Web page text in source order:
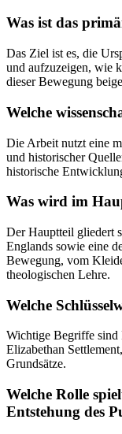
Was ist das
Das Ziel ist es, die
und aufzuzeigen, wie
dieser Bewegung
Welche
Die Arbeit nutzt eine
und historischer
historische
Was wird im
Der Hauptteil gliedert
Englands sowie eine
Bewegung, vom
theologischen Lehre.
Welche
Wichtige Begriffe sind
Elizabethan
Grundsätze.
Welche Rolle
Entstehung des